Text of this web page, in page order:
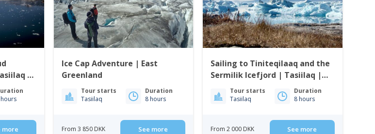
|
more
Ice Cap Adventure | East
Greenland
Tour starts
Tasiilaq
Duration
8 hours
From 3 850 DKK See more
Sailing to Tiniteqilaaq and the
Sermilik Icefjord | Tasiilaq |
East Greenland
Tour starts
Tasiilaq
Duration
8 hours
From 2 000 DKK See more